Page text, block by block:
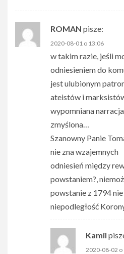
ROMAN pisze:
2020-08-01 o 13:06
w takim razie, jeśli
odniesieniem do
jest ulubionym
ateistów i
wypomniana
zmyślona…
Szanowny Panie
nie zna wzajemnych
odniesień między
powstaniem?,
powstanie z 1794
niepodległość
Kamil
2020-08-02 o